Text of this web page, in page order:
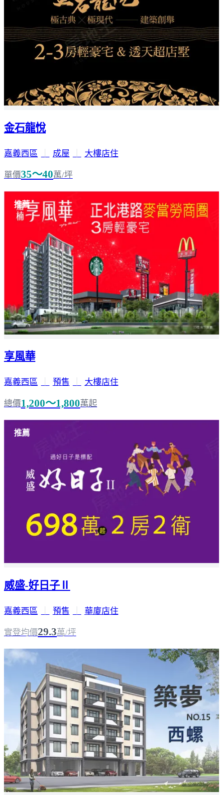
金石龍悅
嘉義西區 成屋 大樓店住
單價35～40萬/坪
推薦
享風華
嘉義西區 預售 大樓店住
總價1,200～1,800萬起
推薦
威盛-好日子Ⅱ
嘉義西區 預售 華廈店住
實登均價29.3萬/坪